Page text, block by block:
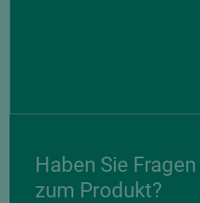
Haben Sie Fragen
zum Produkt?